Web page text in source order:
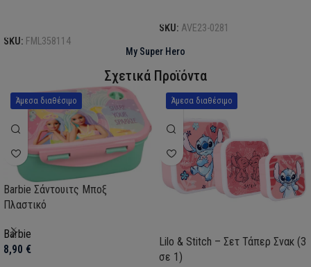
SKU: FML358114
SKU: AVE23-0281
My Super Hero
Σχετικά Προϊόντα
Άμεσα διαθέσιμο
Barbie Σάντουιτς Μποξ
Πλαστικό
Barbie
8,90 €
Άμεσα διαθέσιμο
Lilo & Stitch – Σετ Τάπερ Σνακ (3
σε 1)